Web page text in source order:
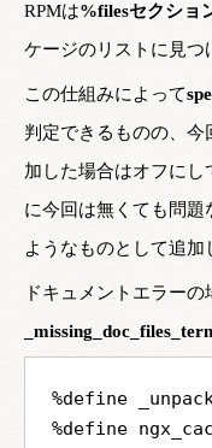
RPMは%filesセクショ
ケージのリストに見つ
この仕組みによって
判定できるものの、今
加した場合はオフに
に今回は無くても問
ようなものとして追加
ドキュメントエラーの
%define